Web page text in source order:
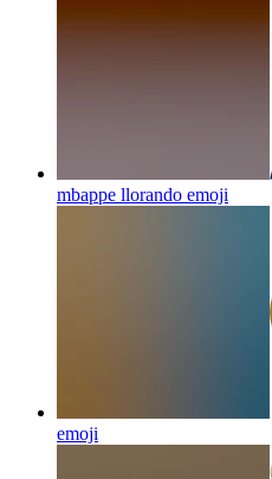
mbappe llorando emoji
emoji